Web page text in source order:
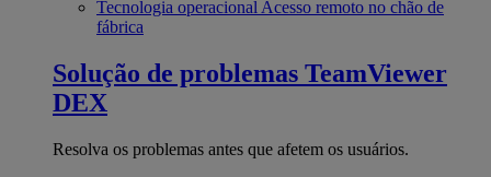
Tecnologia operacional Acesso remoto no chão de
fábrica
Solução de problemas TeamViewer
DEX
Resolva os problemas antes que afetem os usuários.